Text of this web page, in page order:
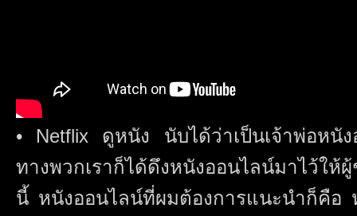
• Netflix ดูหนัง นับได้ว่าเป็นเจ้าพ่อหนั
ทางพวกเราก็ได้ดึงหนังออนไลน์มาไว้ใ
นี้ หนังออนไลน์ที่ผมต้องการแนะนำก็คือ